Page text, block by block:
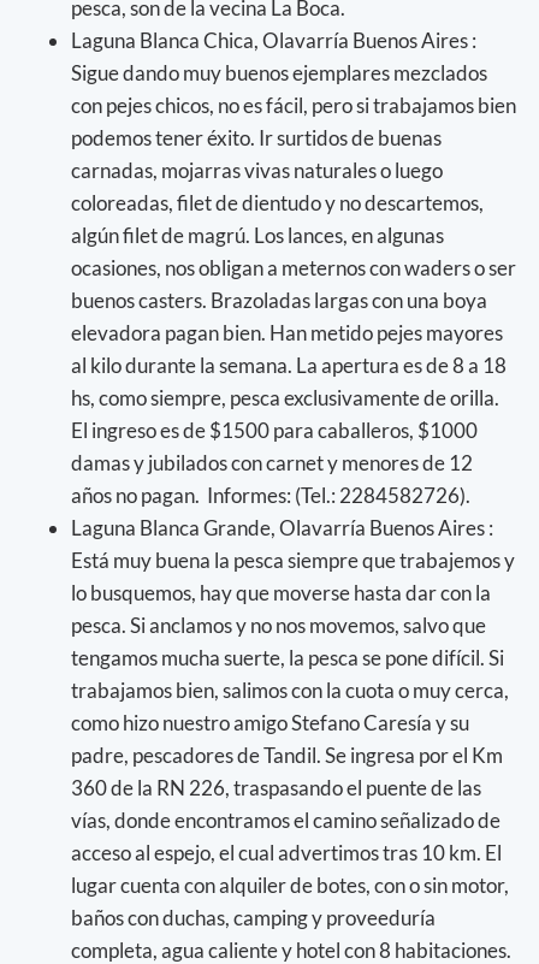
pesca, son de la vecina La Boca.
Laguna Blanca Chica, Olavarría Buenos Aires :
Sigue dando muy buenos ejemplares mezclados
con pejes chicos, no es fácil, pero si trabajamos bien
podemos tener éxito. Ir surtidos de buenas
carnadas, mojarras vivas naturales o luego
coloreadas, filet de dientudo y no descartemos,
algún filet de magrú. Los lances, en algunas
ocasiones, nos obligan a meternos con waders o ser
buenos casters. Brazoladas largas con una boya
elevadora pagan bien. Han metido pejes mayores
al kilo durante la semana. La apertura es de 8 a 18
hs, como siempre, pesca exclusivamente de orilla.
El ingreso es de $1500 para caballeros, $1000
damas y jubilados con carnet y menores de 12
años no pagan. Informes: (Tel.: 2284582726).
Laguna Blanca Grande, Olavarría Buenos Aires :
Está muy buena la pesca siempre que trabajemos y
lo busquemos, hay que moverse hasta dar con la
pesca. Si anclamos y no nos movemos, salvo que
tengamos mucha suerte, la pesca se pone difícil. Si
trabajamos bien, salimos con la cuota o muy cerca,
como hizo nuestro amigo Stefano Caresía y su
padre, pescadores de Tandil. Se ingresa por el Km
360 de la RN 226, traspasando el puente de las
vías, donde encontramos el camino señalizado de
acceso al espejo, el cual advertimos tras 10 km. El
lugar cuenta con alquiler de botes, con o sin motor,
baños con duchas, camping y proveeduría
completa, agua caliente y hotel con 8 habitaciones.